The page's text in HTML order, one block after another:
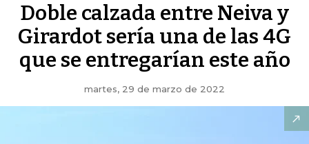
Doble calzada entre Neiva y
Girardot sería una de las 4G
que se entregarían este año
martes, 29 de marzo de 2022